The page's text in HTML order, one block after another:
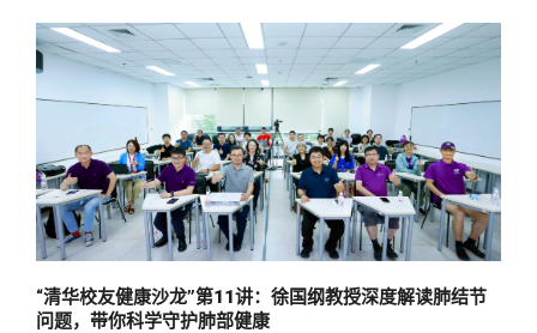
年级联络
院系校友工作
专业委员会
兴趣群体
西南联大校友会
捐赠项目
捐赠新闻
捐赠纪事
捐赠方法
义工计划
媒体平台
《清华校友通讯》
《水木清华》
我要订阅
新媒体平台
清华人物
清华故事
青春风采
校友服务
终身学习
信息化服务
校友总会
总会简介
关闭
“清华校友健康沙龙”第11讲：徐国纲教授深度解读肺结节
问题，带你科学守护肺部健康